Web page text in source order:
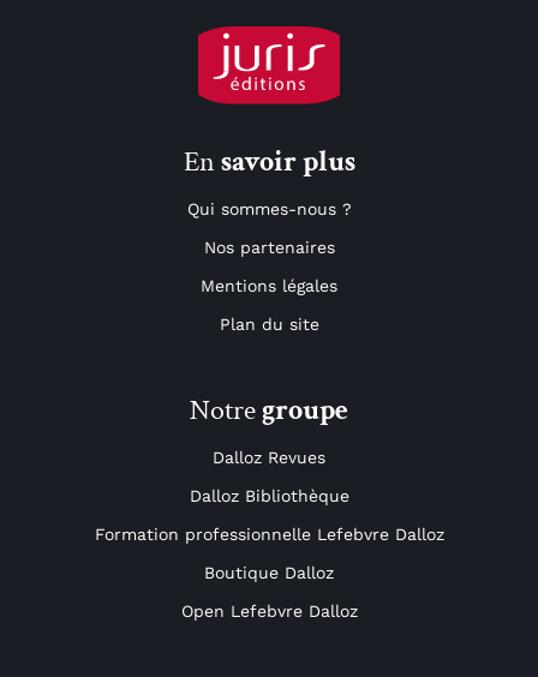
Ensavoir plus
Qui sommes-nous ?
Nos partenaires
Mentions légales
Plan du site
Notregroupe
Dalloz Revues
Dalloz Bibliothèque
Formation professionnelle Lefebvre Dalloz
Boutique Dalloz
Open Lefebvre Dalloz